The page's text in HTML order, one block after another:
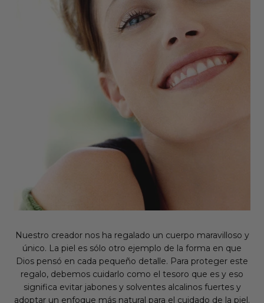
Nuestro creador nos ha regalado un cuerpo maravilloso y
único. La piel es sólo otro ejemplo de la forma en que
Dios pensó en cada pequeño detalle. Para proteger este
regalo, debemos cuidarlo como el tesoro que es y eso
significa evitar jabones y solventes alcalinos fuertes y
adoptar un enfoque más natural para el cuidado de la piel.